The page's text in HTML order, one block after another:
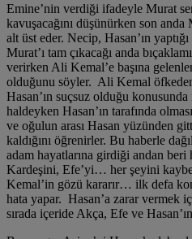
Emine’nin verdiği ifadeyle Murat
kavuşacağını düşünürken son anda
alt üst eder. Necip, Hasan’ın
Murat’ı tam çıkacağı anda
verirken Ali Kemal’e başına
olduğunu söyler. Ali Kemal
Hasan’ın suçsuz olduğu konusunda
haldeyken Hasan’ın tarafında
ve oğulun arası Hasan yüzünden
kaldığını öğrenirler. Bu haberle
adam hayatlarına girdiği andan beri
Kardeşini, Efe’yi… her şeyini
Kemal’in gözü kararır… ilk defa
hata yapar. Hasan’a zarar vermek
sırada içeride Akça, Efe ve